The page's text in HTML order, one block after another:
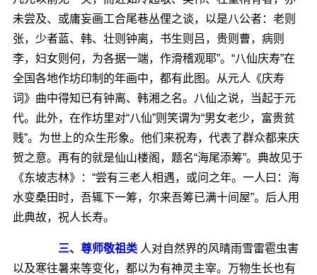
未尝及、或庸妄画工合尾巷丛俚之谈，以是八公者：老则
张，少者蓝、韩、壮则钟离，书生则吕，贵则曹，病则
李，妇女则何，为各据一端，作滑稽观耶”。“八仙庆寿”在
全国各地作坊印制的年画中，都有此图。从元人《庆寿
词》曲中得知已有钟离、韩湘之名。八仙之说，当起于元
代。此外，在作坊里对“八仙”则笑谓为“男女老少，富贵贫
贱”。为世上的众生形象。他们来祝寿，代表了群众都来庆
贺之意。再有的就是仙山楼阁，题名“海尾添筹”。典故见于
《东坡志林》：“尝有三老人相遇，或问之年。一人曰：海
水变桑田时，吾辄下一筹，尔来吾筹已满十间屋”。后人用
此典故，祝人长寿。
三、尊师敬祖类人对自然界的风晴雨雪雷雹虫害
以及寒往暑来等变化，都以为有神灵主宰。万物生长也有